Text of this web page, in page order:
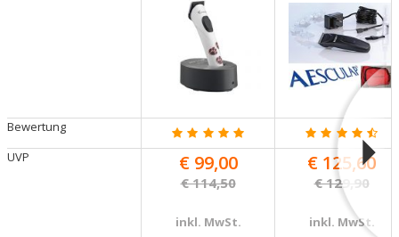
Bewertung
UVP
€ 99,00
€ 114,50
inkl. MwSt.
€ 125,60
€ 129,90
inkl. MwSt.